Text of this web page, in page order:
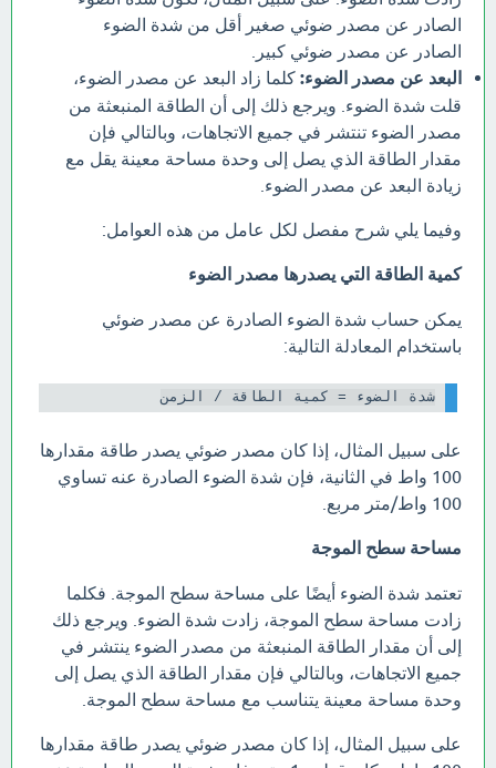
الصادر عن مصدر ضوئي صغير أقل من شدة الضوء
الصادر عن مصدر ضوئي كبير.
البعد عن مصدر الضوء: كلما زاد البعد عن مصدر الضوء،
قلت شدة الضوء. ويرجع ذلك إلى أن الطاقة المنبعثة من
مصدر الضوء تنتشر في جميع الاتجاهات، وبالتالي فإن
مقدار الطاقة الذي يصل إلى وحدة مساحة معينة يقل مع
زيادة البعد عن مصدر الضوء.
وفيما يلي شرح مفصل لكل عامل من هذه العوامل:
كمية الطاقة التي يصدرها مصدر الضوء
يمكن حساب شدة الضوء الصادرة عن مصدر ضوئي
باستخدام المعادلة التالية:
شدة الضوء = كمية الطاقة / الزمن
على سبيل المثال، إذا كان مصدر ضوئي يصدر طاقة مقدارها
100 واط في الثانية، فإن شدة الضوء الصادرة عنه تساوي
100 واط/متر مربع.
مساحة سطح الموجة
تعتمد شدة الضوء أيضًا على مساحة سطح الموجة. فكلما
زادت مساحة سطح الموجة، زادت شدة الضوء. ويرجع ذلك
إلى أن مقدار الطاقة المنبعثة من مصدر الضوء ينتشر في
جميع الاتجاهات، وبالتالي فإن مقدار الطاقة الذي يصل إلى
وحدة مساحة معينة يتناسب مع مساحة سطح الموجة.
على سبيل المثال، إذا كان مصدر ضوئي يصدر طاقة مقدارها